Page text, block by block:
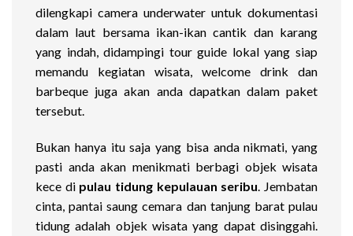
dilengkapi camera underwater untuk dokumentasi
dalam laut bersama ikan-ikan cantik dan karang
yang indah, didampingi tour guide lokal yang siap
memandu kegiatan wisata, welcome drink dan
barbeque juga akan anda dapatkan dalam paket
tersebut.
Bukan hanya itu saja yang bisa anda nikmati, yang
pasti anda akan menikmati berbagi objek wisata
kece di pulau tidung kepulauan seribu . Jembatan
cinta, pantai saung cemara dan tanjung barat pulau
tidung adalah objek wisata yang dapat disinggahi.